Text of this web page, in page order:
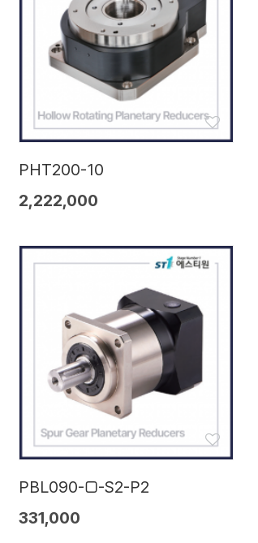
PHT200-10
2,222,000
PBL090-□-S2-P2
331,000